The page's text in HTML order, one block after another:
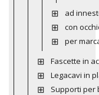
ad
con
per
Fascette in
Legacavi in
Supporti per